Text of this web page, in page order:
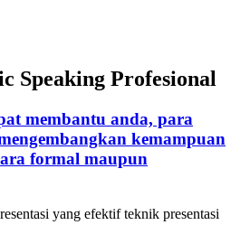
Speaking Profesional
membantu anda, para
kemampuan
formal maupun